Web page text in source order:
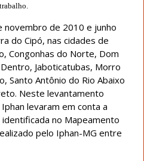
novembro de 2010 e junho
do Cipó, nas cidades de
Congonhas do Norte, Dom
Jaboticatubas, Morro
Santo Antônio do Rio Abaixo
Neste levantamento
levaram em conta a
no Mapeamento
pelo Iphan-MG entre